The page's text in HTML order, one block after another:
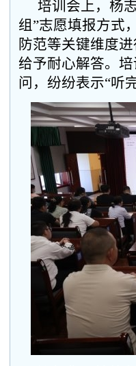
培训会上，杨
组”志愿填报方式
防范等关键维度
给予耐心解答。
问，纷纷表示“听